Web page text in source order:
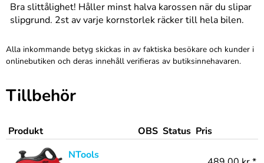
Bra slittålighet! Håller minst halva karossen när du slipar
slipgrund. 2st av varje kornstorlek räcker till hela bilen.
Alla inkommande betyg skickas in av faktiska besökare och kunder i
onlinebutiken och deras innehåll verifieras av butiksinnehavaren.
Tillbehör
Produkt OBS Status Pris
NTools